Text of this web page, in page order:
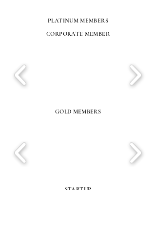
PLATINUM MEMBERS
CORPORATE MEMBER
GOLD MEMBERS
STARTUP